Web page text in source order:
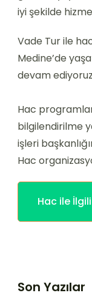
iyi şekilde
Vade Tur ile
Medine’de
devam
Hac
bilgilendirilme
işleri
Hac
Hac ile İlgili
Son Yazılar